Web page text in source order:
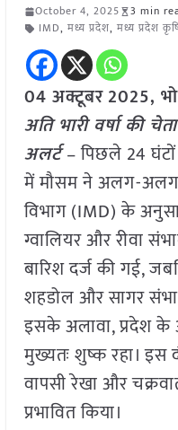
October 4, 2025
3 min
IMD, मध्य प्रदेश, मध्य प्रदेश
04 अक्टूबर2025,
अति भारी वर्षा की
अलर्ट– पिछले 24 घंटों
में मौसम ने अलग-अलग
विभाग (IMD) के
ग्वालियर और रीवा
बारिश दर्ज की गई,
शहडोल और सागर
इसके अलावा, प्रदेश के
मुख्यतः शुष्क रहा। इस
वापसी रेखा और
प्रभावित किया।